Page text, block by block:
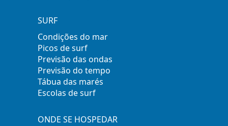
SURF
Condições do mar
Picos de surf
Previsão das ondas
Previsão do tempo
Tábua das marés
Escolas de surf
ONDE SE HOSPEDAR